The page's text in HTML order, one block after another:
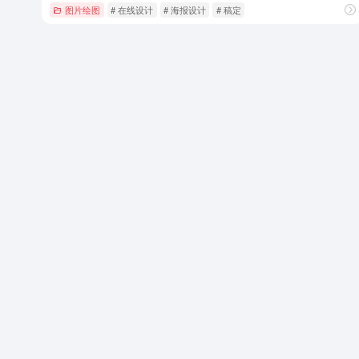
图片绘图 # 在线设计 # 海报设计 # 稿定